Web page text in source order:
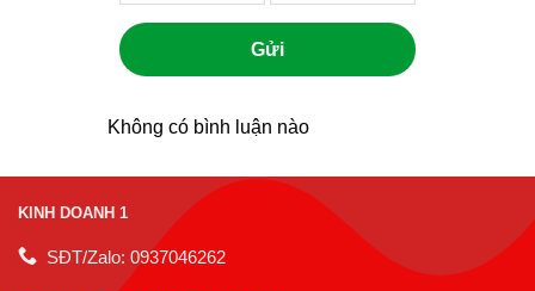
Gửi
Không có bình luận nào
KINH DOANH 1
SĐT/Zalo: 0937046262